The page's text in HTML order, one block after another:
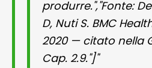
produrre.","Fonte:
D, Nuti S. BMC
2020 — citato nella
Cap. 2.9."]"